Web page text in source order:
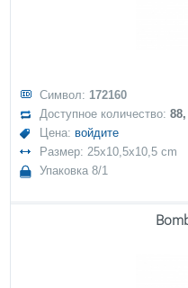
Символ: 172160
Доступное количество:88,
Цена: войдите
Размер: 25x10,5x10,5 cm
Упаковка 8/1